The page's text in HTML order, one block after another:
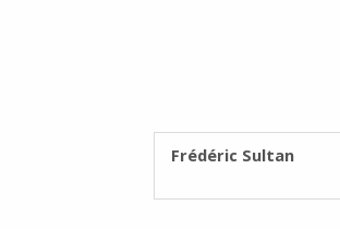
RÉDIGÉ PAR :
Frédéric Sultan